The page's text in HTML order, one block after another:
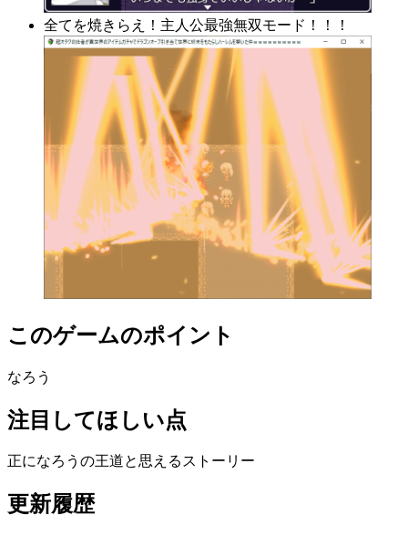
全てを焼きらえ！主人公最強無双モード！！！
このゲームのポイント
なろう
注目してほしい点
正になろうの王道と思えるストーリー
更新履歴